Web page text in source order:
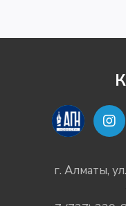
г. Алматы,